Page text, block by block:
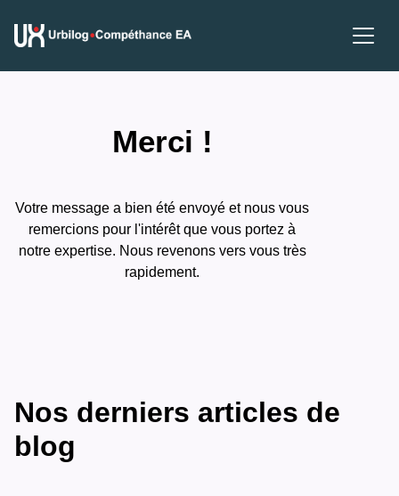
Merci !
Votre message a bien été envoyé et nous vous
remercions pour l'intérêt que vous portez à
notre expertise. Nous revenons vers vous très
rapidement.
Nos derniers articles de
blog